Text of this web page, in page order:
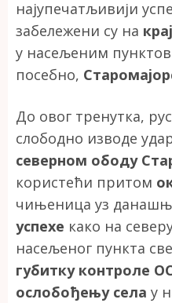
најупечатљивији
забележени су на
у насељеним
посебно,
До овог тренутка,
слободно изводе
северном ободу
користећи притом
чињеница уз
успехе како на
насељеног пункта
губитку контроле
ослобођењу села у